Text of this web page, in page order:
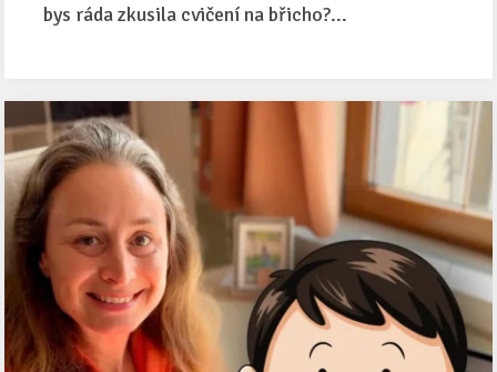
bys ráda zkusila cvičení na břicho?...